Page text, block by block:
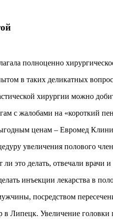
полноценно
в таких деликатных
хирургии можно
с жалобами на «короткий
ценам – Евромед
увеличения полового
это делать, отвечали врачи и
инъекции лекарства в
посредством
в Липецк. Увеличение